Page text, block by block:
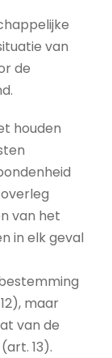
van
de
houden
van het
in elk geval
maar
van de
13).